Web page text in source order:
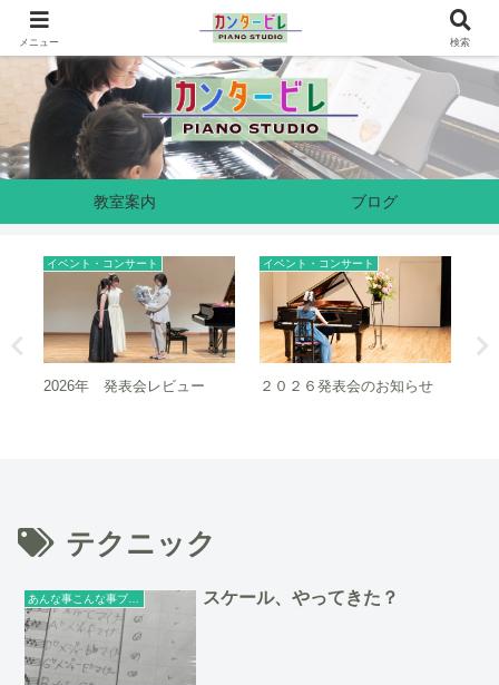
奈良県生駒市のピアノ教室です
教室案内 ブログ
イベント・コンサート
2026年 発表会レビュー
イベント・コンサート
２０２６発表会のお知らせ
テクニック
スケール、やってきた？
メニュー 検索